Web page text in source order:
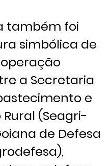
também foi
simbólica de
a Secretaria
e
(Seagri-
de Defesa